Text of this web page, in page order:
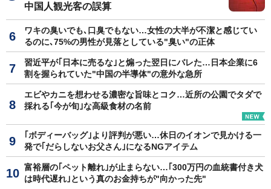
中国人観光客の誤算
ワキの臭いでも､口臭でもない…女性の大半が不潔と感じてい
るのに､75%の男性が見落としている"臭い"の正体
習近平が｢日本に売るな｣と煽った翌日にバレた…日本企業に6
割を握られていた"中国の半導体"の意外な急所
エビやカニを想わせる濃密な旨味とコク…近所の公園でタダで
採れる｢今が旬｣な高級食材の名前
｢ボディーバッグ｣より評判が悪い…休日のイオンで見かける一
発で｢だらしないお父さん｣になるNGアイテム
富裕層の｢ペット離れ｣が止まらない…｢300万円の血統書付き犬
は時代遅れ｣という真のお金持ちが"向かった先"